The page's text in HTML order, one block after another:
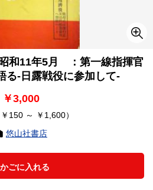
和11年5月 ：第一線指揮官
る-日露戦役に参加して-
￥3,000
￥150 ～ ￥1,600）
悠山社書店
かごに入れる